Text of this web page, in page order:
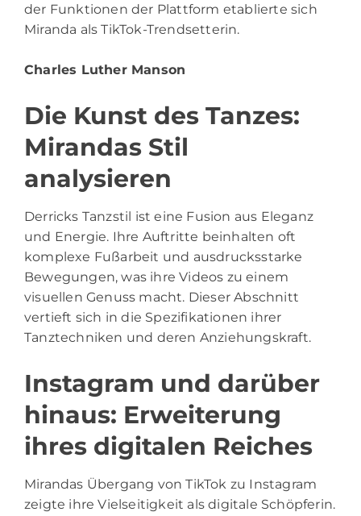
der Funktionen der Plattform etablierte sich
Miranda als TikTok-Trendsetterin.
Charles Luther Manson
Die Kunst des Tanzes:
Mirandas Stil
analysieren
Derricks Tanzstil ist eine Fusion aus Eleganz
und Energie. Ihre Auftritte beinhalten oft
komplexe Fußarbeit und ausdrucksstarke
Bewegungen, was ihre Videos zu einem
visuellen Genuss macht. Dieser Abschnitt
vertieft sich in die Spezifikationen ihrer
Tanztechniken und deren Anziehungskraft.
Instagram und darüber
hinaus: Erweiterung
ihres digitalen Reiches
Mirandas Übergang von TikTok zu Instagram
zeigte ihre Vielseitigkeit als digitale Schöpferin.